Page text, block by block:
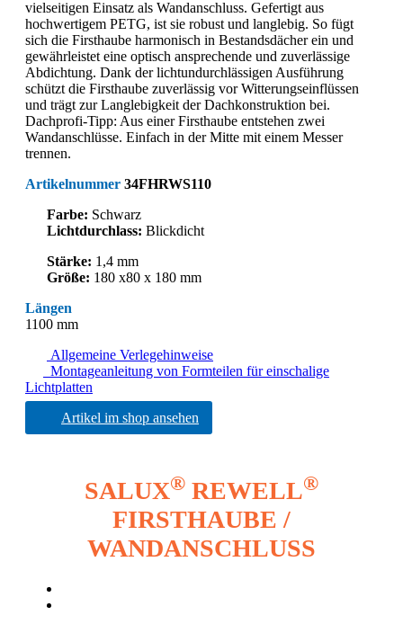
vielseitigen Einsatz als Wandanschluss. Gefertigt aus
hochwertigem PETG, ist sie robust und langlebig. So fügt
sich die Firsthaube harmonisch in Bestandsdächer ein und
gewährleistet eine optisch ansprechende und zuverlässige
Abdichtung. Dank der lichtundurchlässigen Ausführung
schützt die Firsthaube zuverlässig vor Witterungseinflüssen
und trägt zur Langlebigkeit der Dachkonstruktion bei.
Dachprofi-Tipp: Aus einer Firsthaube entstehen zwei
Wandanschlüsse. Einfach in der Mitte mit einem Messer
trennen.
Artikelnummer 34FHRWS110
Farbe: Schwarz
Lichtdurchlass: Blickdicht
Stärke: 1,4 mm
Größe: 180 x80 x 180 mm
Längen
1100 mm
Allgemeine Verlegehinweise
Montageanleitung von Formteilen für einschalige
Lichtplatten
Artikel im shop ansehen
SALUX® REWELL®
FIRSTHAUBE /
WANDANSCHLUSS